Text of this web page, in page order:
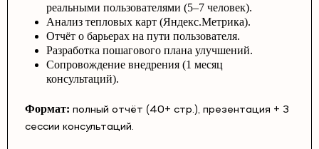
реальными пользователями (5–7 человек).
Анализ тепловых карт (Яндекс.Метрика).
Отчёт о барьерах на пути пользователя.
Разработка пошагового плана улучшений.
Сопровождение внедрения (1 месяц
консультаций).
Формат: полный отчёт (40+ стр.), презентация + 3
сессии консультаций.